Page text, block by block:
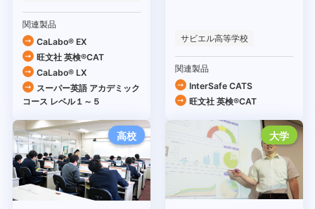
関連製品
CaLabo® EX
旺文社 英検®CAT
CaLabo® LX
スーパー英語 アカデミック
コース レベル１～５
サビエル高等学校
関連製品
InterSafe CATS
旺文社 英検®CAT
高校 大学